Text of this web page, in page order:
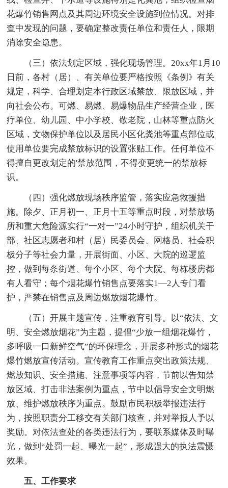
花爆竹销售网点及其周边环境安全设施到位情况。对排
查中发现的问题，要确定整改责任单位和责任人，限期
消除安全隐患。
（三）依法划定区域，强化现场管理。20xx年1月10
日前，各村（居）、有关单位要严格按照《条例》有关
规定，科学、合理划定本行政区域禁放、限放区域，并
向社会公布。可燃、易燃、易爆物品生产经营企业，医
疗单位、幼儿园、中小学校、敬老院，山林等重点防火
区域，文物保护单位以及居民小区化粪池等重点部位或
使用单位要完成禁放标识的设置张贴工作。任何单位不
得擅自更改划定的'禁放范围，不得变更统一的禁放标
识。
（四）强化燃放现场秩序监管，落实应急救援措
施。除夕、正月初一、正月十五等重点时段，对禁放场
所和重大危险源实行“一对一”24小时守护，组织机关干
部、社区志愿者和村（居）民委员会、网格员、社会积
极分子等社会力量，开展街面、小区、大院的巡逻监
控，做到每条街道、每个小区、每个大院、每栋楼房都
有人看守；每个烟花爆竹销售点要落实1—2人专门看
护，严禁在销售点及周边燃放烟花爆竹。
（五）开展主题宣传，注重教育引导。以“依法、文
明、安全燃放烟花”为主题，提倡“少放一组烟花爆竹，
多呼吸一口新鲜空气”的环保理念，开展多种形式的烟花
爆竹燃放宣传活动。宣传教育工作重点突出政策法规、
燃放知识、安全措施、注意事项等内容，节前以告知禁
放区域、打击非法案例为重点，节中以倡导安全文明燃
放、维护燃放秩序为重点。鼓励市民积极举报违法行
为，按照职责分工移交有关部门核查，并对举报人予以
奖励。对依法查处的各类违法行为，要联系媒体及时曝
光，做到“处罚一起、曝光一起”，形成强大的执法震慑
效果。
五、工作要求